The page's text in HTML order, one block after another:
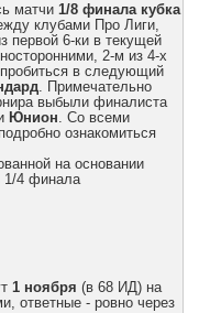
матчи 1/8 финала кубка
клубами Про Лиги,
первой 6-ки в текущей
2-м из 4-х
в следующий
. Примечательно
выбыли финалиста
Юнион. Со всеми
ознакомиться
на основании
1/4 финала
1 ноября (в 68 ИД) на
ответные - ровно через